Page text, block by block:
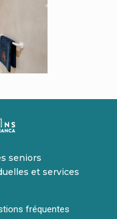
seniors
et services
fréquentes